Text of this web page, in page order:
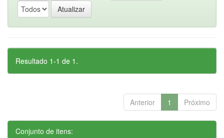
Resultado 1-1 de 1.
Anterior 1 Próximo
Conjunto de itens: